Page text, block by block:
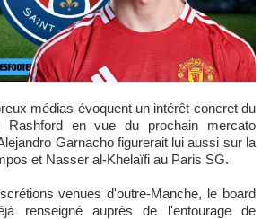
Rashford en vue du prochain mercato
Garnacho figurerait lui aussi sur la
et Nasser al-Khelaïfi au Paris SG.
venues d'outre-Manche, le board
renseigné auprès de l'entourage de